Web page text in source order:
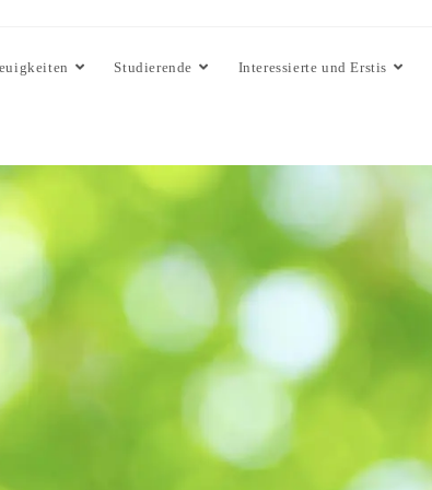
Studierende Interessierte und Erstis